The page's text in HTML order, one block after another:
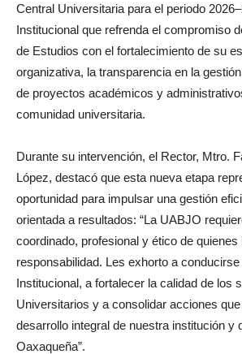
Central Universitaria para el periodo
Institucional que refrenda el compromiso
de Estudios con el fortalecimiento de su
organizativa, la transparencia en la
de proyectos académicos y
comunidad universitaria.
Durante su intervención, el Rector, Mtro.
López, destacó que esta nueva etapa
oportunidad para impulsar una gestión
orientada a resultados: “La UABJO
coordinado, profesional y ético de
responsabilidad. Les exhorto a
Institucional, a fortalecer la calidad de los
Universitarios y a consolidar acciones
desarrollo integral de nuestra institución y
Oaxaqueña”.